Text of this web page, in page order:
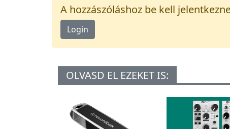
A hozzászóláshoz be kell
Login
OLVASD EL EZEKET IS: